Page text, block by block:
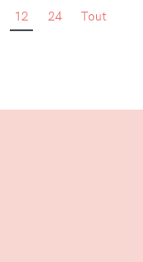
12 24 Tout